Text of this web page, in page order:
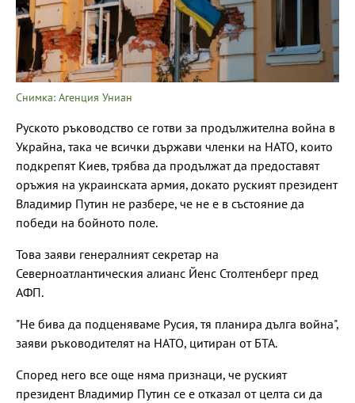
Снимка: Агенция Униан
Руското ръководство се готви за продължителна война в
Украйна, така че всички държави членки на НАТО, които
подкрепят Киев, трябва да продължат да предоставят
оръжия на украинската армия, докато руският президент
Владимир Путин не разбере, че не е в състояние да
победи на бойното поле.
Това заяви генералният секретар на
Северноатлантическия алианс Йенс Столтенберг пред
АФП.
"Не бива да подценяваме Русия, тя планира дълга война",
заяви ръководителят на НАТО, цитиран от БТА.
Според него все още няма признаци, че руският
президент Владимир Путин се е отказал от целта си да